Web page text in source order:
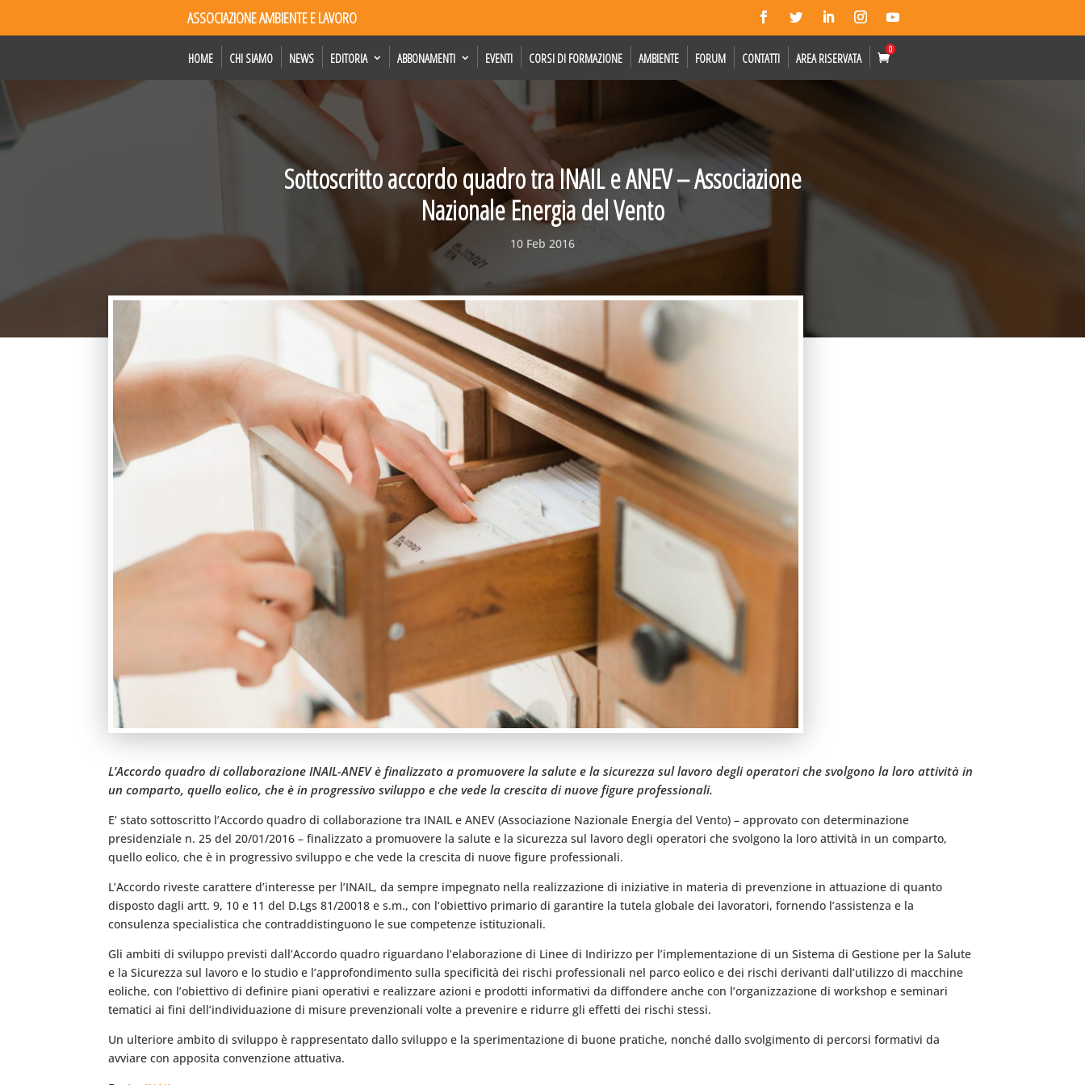
ASSOCIAZIONE AMBIENTE E LAVORO
HOME CHI SIAMO NEWS EDITORIA ABBONAMENTI EVENTI CORSI DI FORMAZIONE AMBIENTE FORUM CONTATTI AREA RISERVATA
0
Sottoscritto accordo quadro tra INAIL e ANEV – Associazione
Nazionale Energia del Vento
10 Feb 2016
L’Accordo quadro di collaborazione INAIL-ANEV è finalizzato a promuovere la salute e la sicurezza sul lavoro degli operatori che svolgono la loro attività in
un comparto, quello eolico, che è in progressivo sviluppo e che vede la crescita di nuove figure professionali.
E’ stato sottoscritto l’Accordo quadro di collaborazione tra INAIL e ANEV (Associazione Nazionale Energia del Vento) – approvato con determinazione
presidenziale n. 25 del 20/01/2016 – finalizzato a promuovere la salute e la sicurezza sul lavoro degli operatori che svolgono la loro attività in un comparto,
quello eolico, che è in progressivo sviluppo e che vede la crescita di nuove figure professionali.
L’Accordo riveste carattere d’interesse per l’INAIL, da sempre impegnato nella realizzazione di iniziative in materia di prevenzione in attuazione di quanto
disposto dagli artt. 9, 10 e 11 del D.Lgs 81/20018 e s.m., con l’obiettivo primario di garantire la tutela globale dei lavoratori, fornendo l’assistenza e la
consulenza specialistica che contraddistinguono le sue competenze istituzionali.
Gli ambiti di sviluppo previsti dall’Accordo quadro riguardano l’elaborazione di Linee di Indirizzo per l’implementazione di un Sistema di Gestione per la Salute
e la Sicurezza sul lavoro e lo studio e l’approfondimento sulla specificità dei rischi professionali nel parco eolico e dei rischi derivanti dall’utilizzo di macchine
eoliche, con l’obiettivo di definire piani operativi e realizzare azioni e prodotti informativi da diffondere anche con l’organizzazione di workshop e seminari
tematici ai fini dell’individuazione di misure prevenzionali volte a prevenire e ridurre gli effetti dei rischi stessi.
Un ulteriore ambito di sviluppo è rappresentato dallo sviluppo e la sperimentazione di buone pratiche, nonché dallo svolgimento di percorsi formativi da
avviare con apposita convenzione attuativa.